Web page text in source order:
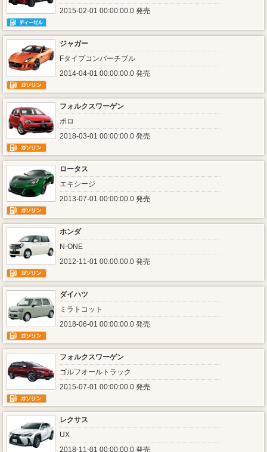
2015-02-01 00:00:00.0 発売
ジャガー
Fタイプコンバーチブル
2014-04-01 00:00:00.0 発売
フォルクスワーゲン
ポロ
2018-03-01 00:00:00.0 発売
ロータス
エキシージ
2013-07-01 00:00:00.0 発売
ホンダ
N-ONE
2012-11-01 00:00:00.0 発売
ダイハツ
ミラトコット
2018-06-01 00:00:00.0 発売
フォルクスワーゲン
ゴルフオールトラック
2015-07-01 00:00:00.0 発売
レクサス
UX
2018-11-01 00:00:00.0 発売